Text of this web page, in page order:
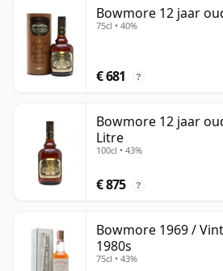
Bowmore 12 jaar
75cl • 40%
€ 681 ?
Bowmore 12 jaar
Litre
100cl • 43%
€ 875 ?
Bowmore 1969 /
1980s
75cl • 43%